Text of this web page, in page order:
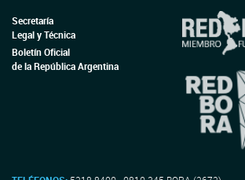
Secretaría
Legal y Técnica
Boletín Oficial
de la República Argentina